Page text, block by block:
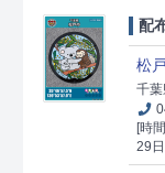
配
松
千
[時
29日